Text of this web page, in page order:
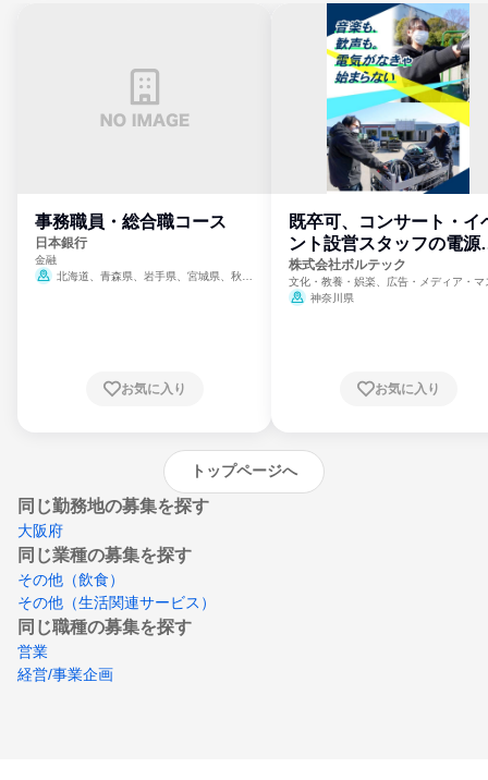
事務職員・総合職コース
日本銀行
金融
北海道、青森県、岩手県、宮城県、秋田
崎県、熊本県、大分県、宮崎県、鹿児島県、
お気に入り
既卒可、コンサート・イ
ント設営スタッフの電源
門
株式会社ボルテック
文化・教養・娯楽、広告・メディア・マ
ミ、電力・ガス・水道・エネルギー
神奈川県
お気に入り
トップページへ
同じ勤務地の募集を探す
大阪府
同じ業種の募集を探す
その他（飲食）
その他（生活関連サービス）
同じ職種の募集を探す
営業
経営/事業企画